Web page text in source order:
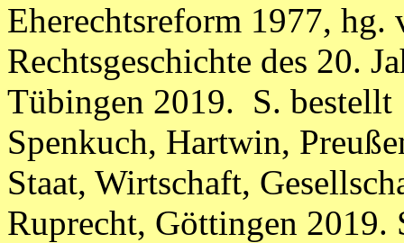
Eherechtsreform 1977,
Rechtsgeschichte des 20.
Tübingen 2019. S. bestellt
Spenkuch, Hartwin,
Staat, Wirtschaft,
Ruprecht, Göttingen 2019.